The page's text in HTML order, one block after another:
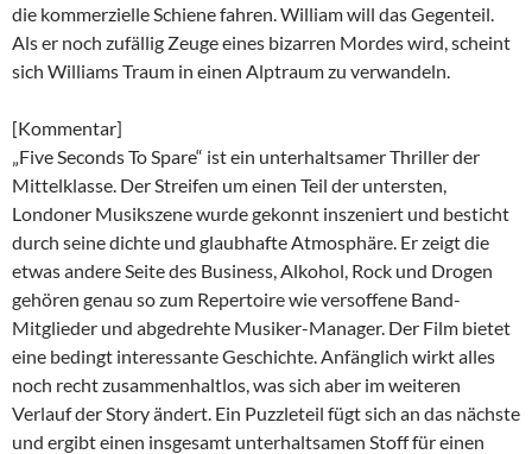
die kommerzielle Schiene fahren. William will das Gegenteil.
Als er noch zufällig Zeuge eines bizarren Mordes wird, scheint
sich Williams Traum in einen Alptraum zu verwandeln.
[Kommentar]
„Five Seconds To Spare“ ist ein unterhaltsamer Thriller der
Mittelklasse. Der Streifen um einen Teil der untersten,
Londoner Musikszene wurde gekonnt inszeniert und besticht
durch seine dichte und glaubhafte Atmosphäre. Er zeigt die
etwas andere Seite des Business, Alkohol, Rock und Drogen
gehören genau so zum Repertoire wie versoffene Band-
Mitglieder und abgedrehte Musiker-Manager. Der Film bietet
eine bedingt interessante Geschichte. Anfänglich wirkt alles
noch recht zusammenhaltlos, was sich aber im weiteren
Verlauf der Story ändert. Ein Puzzleteil fügt sich an das nächste
und ergibt einen insgesamt unterhaltsamen Stoff für einen